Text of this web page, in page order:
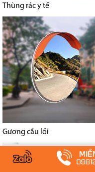
Thùng rác y tế
Gương cầu lồi